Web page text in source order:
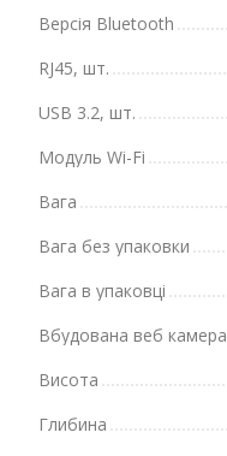
Версія Bluetooth
RJ45, шт.
USB 3.2, шт.
Модуль Wi-Fi
Вага
Вага без упаковки
Вага в упаковці
Вбудована веб камера
Висота
Глибина